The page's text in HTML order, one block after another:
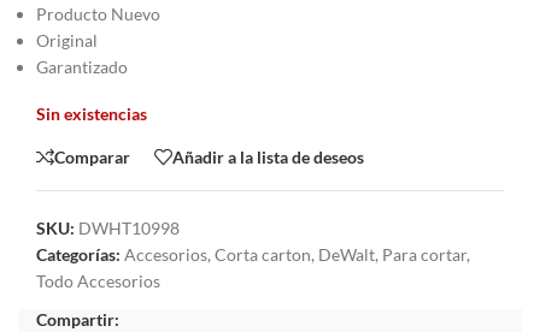
Producto Nuevo
Original
Garantizado
Sin existencias
Comparar Añadir a la lista de deseos
SKU: DWHT10998
Categorías: Accesorios, Corta carton, DeWalt, Para cortar,
Todo Accesorios
Compartir: